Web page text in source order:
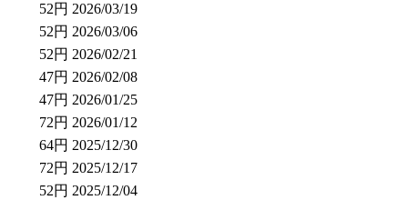
52円 2026/03/19
52円 2026/03/06
52円 2026/02/21
47円 2026/02/08
47円 2026/01/25
72円 2026/01/12
64円 2025/12/30
72円 2025/12/17
52円 2025/12/04